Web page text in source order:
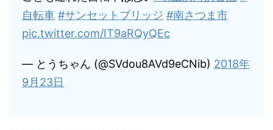
自転車 #サンセットブリッジ #南さつま市
pic.twitter.com/IT9aRQyQEc
— とうちゃん (@SVdou8AVd9eCNib) 2018年
9月23日